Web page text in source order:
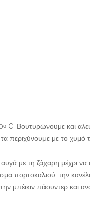
ο C. Βουτυρώνουμε και
περιχύνουμε με το χυμό
με τη ζάχαρη μέχρι
πορτοκαλιού, την
μπέικιν πάουντερ και